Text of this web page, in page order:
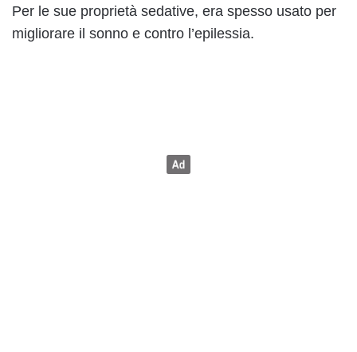
Per le sue proprietà sedative, era spesso usato per
migliorare il sonno e contro l’epilessia.